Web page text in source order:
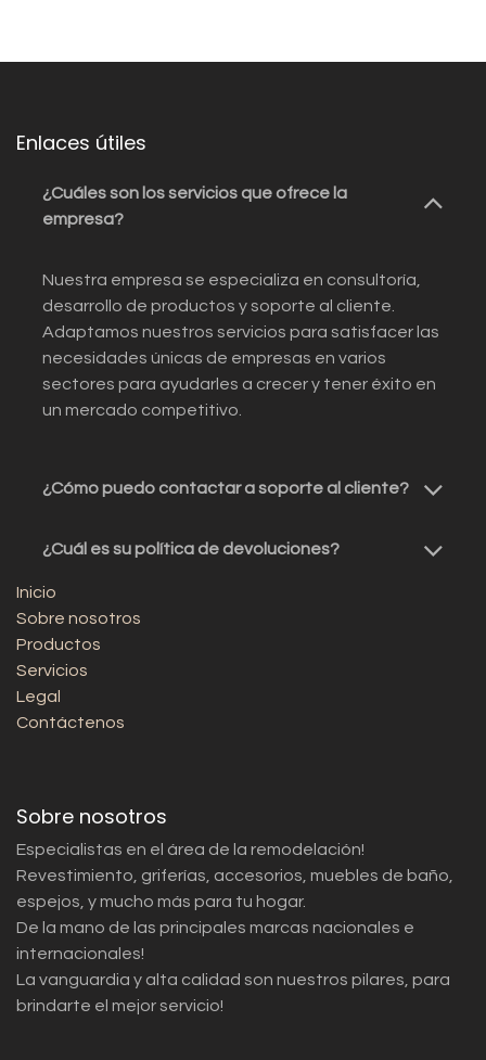
Enlaces útiles
¿Cuáles son los servicios que ofrece la
empresa?
Nuestra empresa se especializa en consultoría,
desarrollo de productos y soporte al cliente.
Adaptamos nuestros servicios para satisfacer las
necesidades únicas de empresas en varios
sectores para ayudarles a crecer y tener éxito en
un mercado competitivo.
¿Cómo puedo contactar a soporte al cliente?
¿Cuál es su política de devoluciones?
Inicio
Sobre nosotros
Productos
Servicios
Legal
Contáctenos
Sobre nosotros
Especialistas en el área de la remodelación!
Revestimiento, griferías, accesorios, muebles de baño,
espejos, y mucho más para tu hogar.
De la mano de las principales marcas nacionales e
internacionales!
La vanguardia y alta calidad son nuestros pilares, para
brindarte el mejor servicio!